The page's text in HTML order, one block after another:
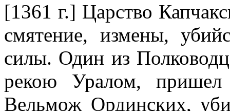
[1361 г.] Царство
смятение, измены,
силы. Один из
рекою Уралом, пришел
Вельмож Ординских,